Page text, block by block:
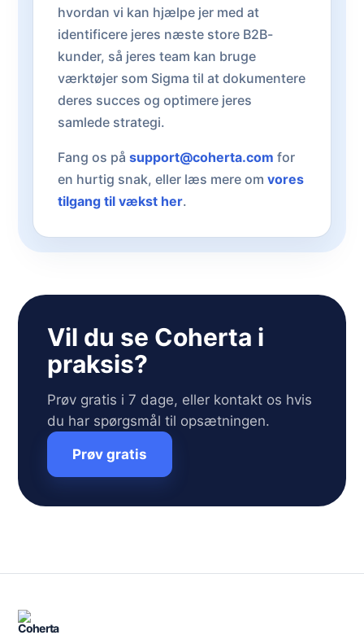
hvordan vi kan hjælpe jer med at
identificere jeres næste store B2B-
kunder, så jeres team kan bruge
værktøjer som Sigma til at dokumentere
deres succes og optimere jeres
samlede strategi.
Fang os på support@coherta.com for
en hurtig snak, eller læs mere om vores
tilgang til vækst her.
Vil du se Coherta i
praksis?
Prøv gratis i 7 dage, eller kontakt os hvis
du har spørgsmål til opsætningen.
Prøv gratis